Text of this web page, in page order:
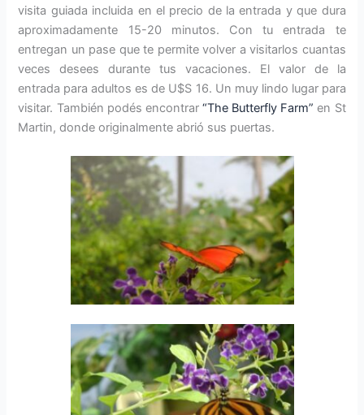
visita guiada incluida en el precio de la entrada y que dura
aproximadamente 15-20 minutos. Con tu entrada te
entregan un pase que te permite volver a visitarlos cuantas
veces desees durante tus vacaciones. El valor de la
entrada para adultos es de U$S 16. Un muy lindo lugar para
visitar. También podés encontrar “The Butterfly Farm” en St
Martin, donde originalmente abrió sus puertas.